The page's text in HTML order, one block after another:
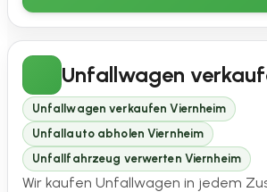
Unfallwagen
Unfallwagen verkaufen Viernheim
Unfallauto abholen Viernheim
Unfallfahrzeug verwerten Viernheim
Wir kaufen Unfallwagen in jedem